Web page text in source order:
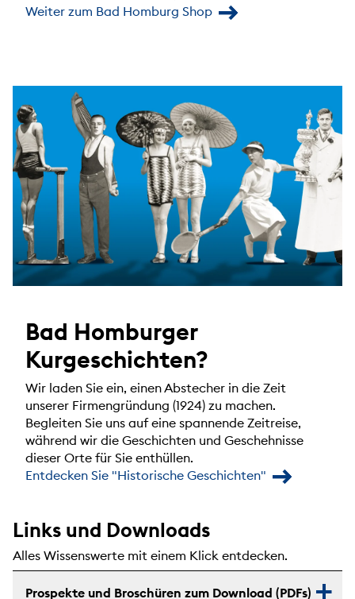
Weiter zum Bad Homburg Shop
Bad Homburger
Kurgeschichten?
Wir laden Sie ein, einen Abstecher in die Zeit
unserer Firmengründung (1924) zu machen.
Begleiten Sie uns auf eine spannende Zeitreise,
während wir die Geschichten und Geschehnisse
dieser Orte für Sie enthüllen.
Entdecken Sie "Historische Geschichten"
Links und Downloads
Alles Wissenswerte mit einem Klick entdecken.
Prospekte und Broschüren zum Download (PDFs)